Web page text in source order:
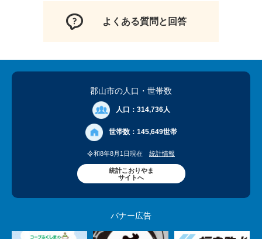
よくある質問と回答
郡山市の人口 ・世帯数
人口： 314,736人
世帯数： 145,649世帯
令和8年8月1日現在 統計情報
統計こおりやま
サイトへ
バナー広告